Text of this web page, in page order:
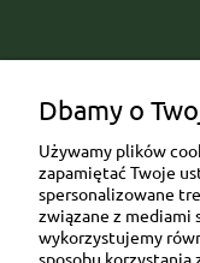
Dbamy o
Używamy plików
zapamiętać Twoje
spersonalizowane
związane z mediami
wykorzystujemy
sposobu